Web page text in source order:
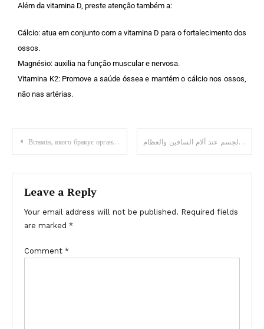
Além da vitamina D, preste atenção também a:
Cálcio: atua em conjunto com a vitamina D para o fortalecimento dos
ossos.
Magnésio: auxilia na função muscular e nervosa.
Vitamina K2: Promove a saúde óssea e mantém o cálcio nos ossos,
não nas artérias.
Вітамін, якого бракує організму, коли болять ноги та кістки الفيتامين الذي يفتقر إليه الجسم عند آلام الساقين والعظام
Leave a Reply
Your email address will not be published. Required fields
are marked *
Comment *